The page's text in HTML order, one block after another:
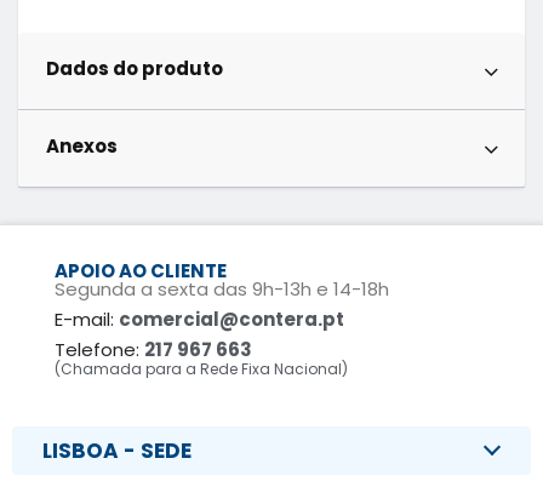
Dados do produto
Anexos
APOIO AO CLIENTE
Segunda a sexta das 9h-13h e 14-18h
E-mail: comercial@contera.pt
Telefone: 217 967 663
(Chamada para a Rede Fixa Nacional)
LISBOA - SEDE